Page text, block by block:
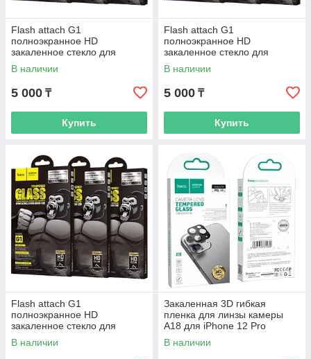
Flash attach G1
полноэкранное HD
закаленное стекло для
iPhone 7/8 Black
В наличии
5 000 ₸
Купить
Flash attach G1
полноэкранное HD
закаленное стекло для
iPhone 7/8 White
В наличии
5 000 ₸
Купить
Flash attach G1
полноэкранное HD
закаленное стекло для
iPhone 7p/8p Black
В наличии
Закаленная 3D гибкая
пленка для линзы камеры
A18 для iPhone 12 Pro
В наличии